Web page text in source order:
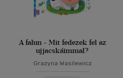
A falun - Mit fedezek fel az
ujjacskáimmal?
Grazyna Wasilewicz